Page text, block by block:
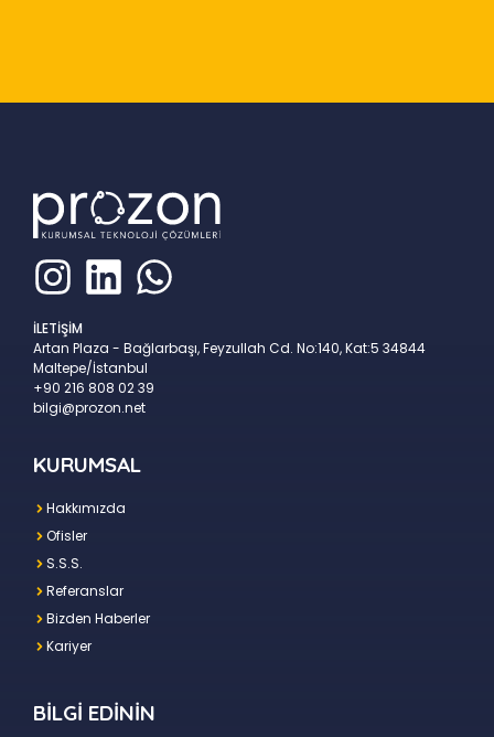
İLETİŞİM
Artan Plaza - Bağlarbaşı, Feyzullah Cd. No:140, Kat:5 34844
Maltepe/İstanbul
+90 216 808 02 39
bilgi@prozon.net
KURUMSAL
Hakkımızda
Ofisler
S.S.S.
Referanslar
Bizden Haberler
Kariyer
BİLGİ EDİNİN